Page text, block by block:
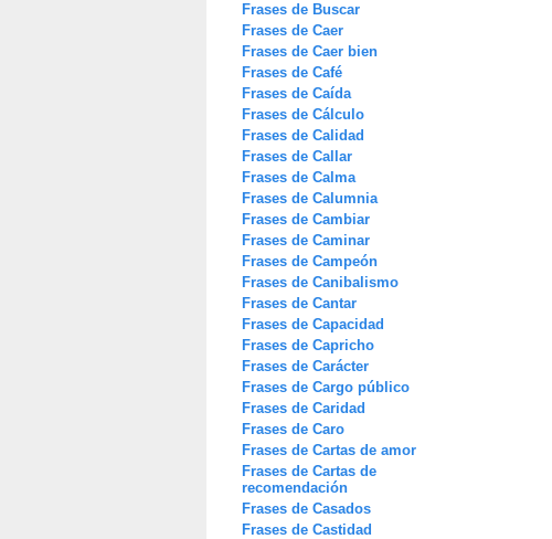
Frases de Buscar
Frases de Caer
Frases de Caer bien
Frases de Café
Frases de Caída
Frases de Cálculo
Frases de Calidad
Frases de Callar
Frases de Calma
Frases de Calumnia
Frases de Cambiar
Frases de Caminar
Frases de Campeón
Frases de Canibalismo
Frases de Cantar
Frases de Capacidad
Frases de Capricho
Frases de Carácter
Frases de Cargo público
Frases de Caridad
Frases de Caro
Frases de Cartas de amor
Frases de Cartas de
recomendación
Frases de Casados
Frases de Castidad